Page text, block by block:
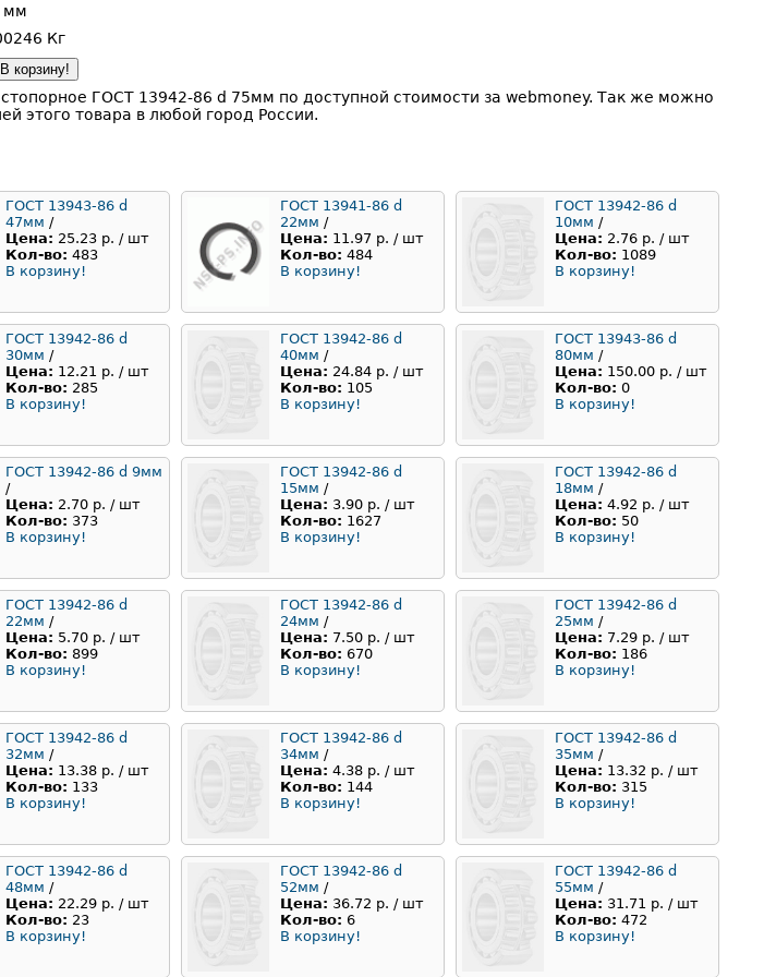
мм
Кг
В корзину!
ГОСТ 13942-86 d 75мм по доступной стоимости за webmoney. Так же можно
этого товара в любой город России.
ГОСТ 13943-86 d
47мм /
Цена: 25.23 р. / шт
Кол-во: 483
В корзину!
ГОСТ 13941-86 d
22мм /
Цена: 11.97 р. / шт
Кол-во: 484
В корзину!
ГОСТ 13942-86 d
10мм /
Цена: 2.76 р. / шт
Кол-во: 1089
В корзину!
ГОСТ 13942-86 d
30мм /
Цена: 12.21 р. / шт
Кол-во: 285
В корзину!
ГОСТ 13942-86 d
40мм /
Цена: 24.84 р. / шт
Кол-во: 105
В корзину!
ГОСТ 13943-86 d
80мм /
Цена: 150.00 р. / шт
Кол-во: 0
В корзину!
ГОСТ 13942-86 d 9мм
/
Цена: 2.70 р. / шт
Кол-во: 373
В корзину!
ГОСТ 13942-86 d
15мм /
Цена: 3.90 р. / шт
Кол-во: 1627
В корзину!
ГОСТ 13942-86 d
18мм /
Цена: 4.92 р. / шт
Кол-во: 50
В корзину!
ГОСТ 13942-86 d
22мм /
Цена: 5.70 р. / шт
Кол-во: 899
В корзину!
ГОСТ 13942-86 d
24мм /
Цена: 7.50 р. / шт
Кол-во: 670
В корзину!
ГОСТ 13942-86 d
25мм /
Цена: 7.29 р. / шт
Кол-во: 186
В корзину!
ГОСТ 13942-86 d
32мм /
Цена: 13.38 р. / шт
Кол-во: 133
В корзину!
ГОСТ 13942-86 d
34мм /
Цена: 4.38 р. / шт
Кол-во: 144
В корзину!
ГОСТ 13942-86 d
35мм /
Цена: 13.32 р. / шт
Кол-во: 315
В корзину!
ГОСТ 13942-86 d
48мм /
Цена: 22.29 р. / шт
Кол-во: 23
В корзину!
ГОСТ 13942-86 d
52мм /
Цена: 36.72 р. / шт
Кол-во: 6
В корзину!
ГОСТ 13942-86 d
55мм /
Цена: 31.71 р. / шт
Кол-во: 472
В корзину!